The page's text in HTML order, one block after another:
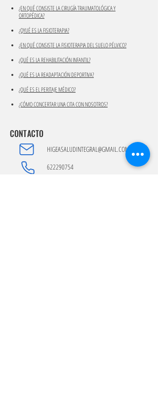
¿EN QUÉ CONSISTE LA CIRUGÍA TRAUMATOLÓGICA Y
ORTOPÉDICA?
¿QYUÉ ES LA FISIOTERAPIA?
¿EN QUÉ CONSISTE LA FISIOTERAPIA DEL SUELO PÉLVICO?
¿QUÉ ES LA REHABILITACIÓN INFANTIL?
¿QUÉ ES LA READAPTACIÓN DEPORTIVA?
​¿QUÉ ES EL PERITAJE MÉDICO?
¿CÓMO CONCERTAR UNA CITA CON NOSOTROS?
CONTACTO
HIGEASALUDINTEGRAL@GMAIL.COM
622290754